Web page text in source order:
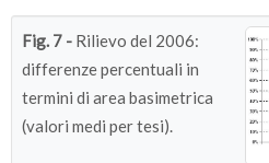
Fig. 7 - Rilievo del 2006:
differenze percentuali in
termini di area basimetrica
(valori medi per tesi).